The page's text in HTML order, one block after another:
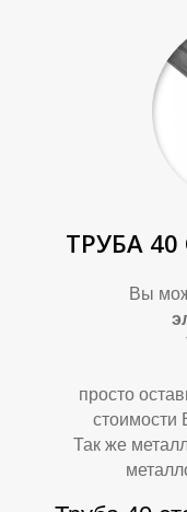
ТРУБА
Вы
просто
стоимости
Так же